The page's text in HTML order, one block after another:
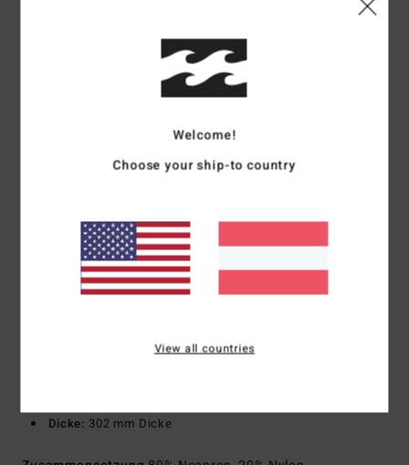
Foil-Kollektion
Außenstoff aus strapazierfähigem Superflex-
Jersey mit Silicone Stretch innen
Autoreifen und Neoprenresten, verbindet großartiges
Teilweise recycelt
Naht außen: Flachnähte, die geschlossen aber nicht
versiegelt sind
Nahtdetail innen:Verstärktes Melco-Spot-Band an
Lange Ärmel
Dicke: 302 mm Dicke
Welcome!
Choose your ship-to country
View all countries